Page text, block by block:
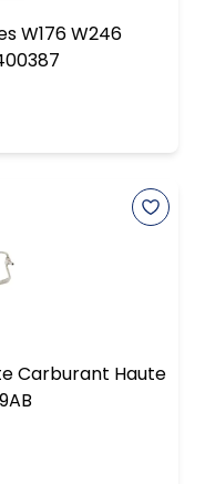
W176 W246
Carburant Haute